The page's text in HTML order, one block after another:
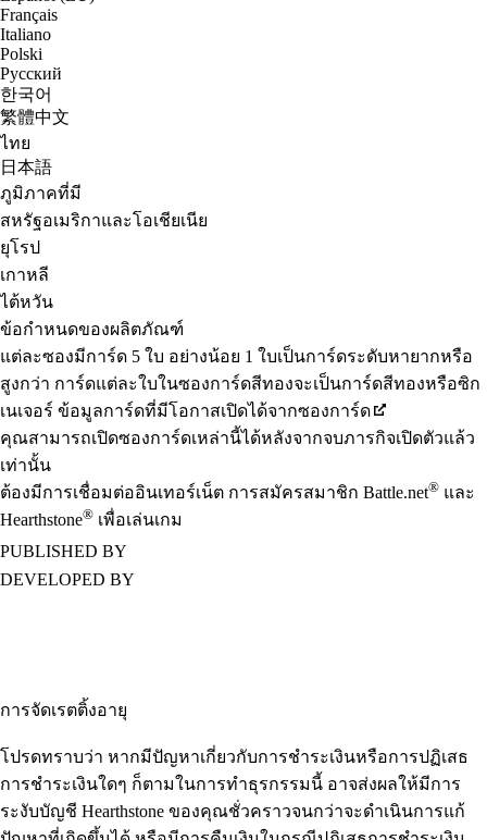
Français
Italiano
Polski
Русский
한국어
繁體中文
ไทย
日本語
ภูมิภาคที่มี
สหรัฐอเมริกาและโอเชียเนีย
ยุโรป
เกาหลี
ไต้หวัน
ข้อกำหนดของผลิตภัณฑ์
แต่ละซองมีการ์ด 5 ใบ อย่างน้อย 1 ใบเป็นการ์ดระดับหายากหรือ
สูงกว่า การ์ดแต่ละใบในซองการ์ดสีทองจะเป็นการ์ดสีทองหรือซิก
เนเจอร์ ข้อมูลการ์ดที่มีโอกาสเปิดได้จากซองการ์ด
คุณสามารถเปิดซองการ์ดเหล่านี้ได้หลังจากจบภารกิจเปิดตัวแล้ว
เท่านั้น
ต้องมีการเชื่อมต่ออินเทอร์เน็ต การสมัครสมาชิก Battle.net® และ
Hearthstone® เพื่อเล่นเกม
PUBLISHED BY
DEVELOPED BY
การจัดเรตติ้งอายุ
โปรดทราบว่า หากมีปัญหาเกี่ยวกับการชำระเงินหรือการปฏิเสธ
การชำระเงินใดๆ ก็ตามในการทำธุรกรรมนี้ อาจส่งผลให้มีการ
ระงับบัญชี Hearthstone ของคุณชั่ว คราวจนกว่าจะดำเนินการแก้